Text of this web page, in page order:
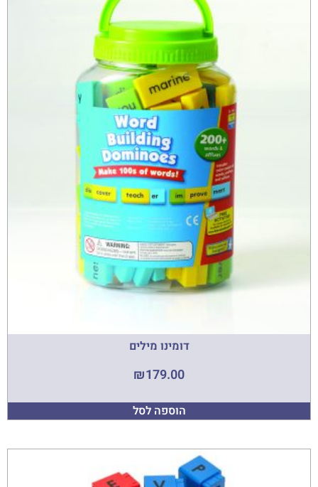
דומינו מילים
₪179.00
הוספה לסל